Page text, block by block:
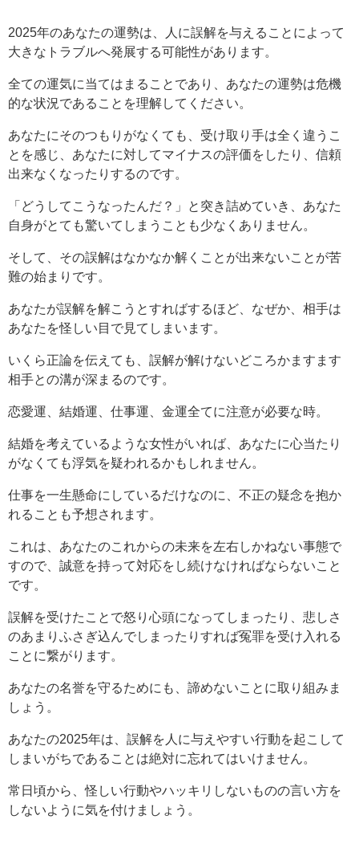
2025年のあなたの運勢は、人に誤解を与えることによって
大きなトラブルへ発展する可能性があります。
全ての運気に当てはまることであり、あなたの運勢は危機
的な状況であることを理解してください。
あなたにそのつもりがなくても、受け取り手は全く違うこ
とを感じ、あなたに対してマイナスの評価をしたり、信頼
出来なくなったりするのです。
「どうしてこうなったんだ？」と突き詰めていき、あなた
自身がとても驚いてしまうことも少なくありません。
そして、その誤解はなかなか解くことが出来ないことが苦
難の始まりです。
あなたが誤解を解こうとすればするほど、なぜか、相手は
あなたを怪しい目で見てしまいます。
いくら正論を伝えても、誤解が解けないどころかますます
相手との溝が深まるのです。
恋愛運、結婚運、仕事運、金運全てに注意が必要な時。
結婚を考えているような女性がいれば、あなたに心当たり
がなくても浮気を疑われるかもしれません。
仕事を一生懸命にしているだけなのに、不正の疑念を抱か
れることも予想されます。
これは、あなたのこれからの未来を左右しかねない事態で
すので、誠意を持って対応をし続けなければならないこと
です。
誤解を受けたことで怒り心頭になってしまったり、悲しさ
のあまりふさぎ込んでしまったりすれば冤罪を受け入れる
ことに繋がります。
あなたの名誉を守るためにも、諦めないことに取り組みま
しょう。
あなたの2025年は、誤解を人に与えやすい行動を起こして
しまいがちであることは絶対に忘れてはいけません。
常日頃から、怪しい行動やハッキリしないものの言い方を
しないように気を付けましょう。